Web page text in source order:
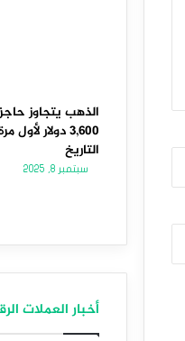
الذهب يتجاوز حاجز
3,600 دولار
التاريخ
سبتمبر 8, 2025
أخبار العملات